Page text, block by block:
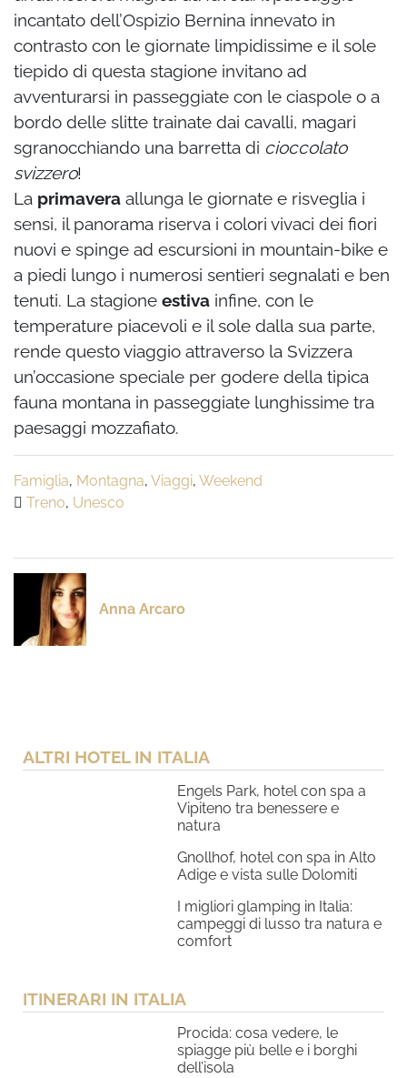
incantato dell’Ospizio Bernina innevato in
contrasto con le giornate limpidissime e il sole
tiepido di questa stagione invitano ad
avventurarsi in passeggiate con le ciaspole o a
bordo delle slitte trainate dai cavalli, magari
sgranocchiando una barretta di cioccolato
svizzero!
La primavera allunga le giornate e risveglia i
sensi, il panorama riserva i colori vivaci dei fiori
nuovi e spinge ad escursioni in mountain-bike e
a piedi lungo i numerosi sentieri segnalati e ben
tenuti. La stagione estiva infine, con le
temperature piacevoli e il sole dalla sua parte,
rende questo viaggio attraverso la Svizzera
un’occasione speciale per godere della tipica
fauna montana in passeggiate lunghissime tra
paesaggi mozzafiato.
Famiglia, Montagna, Viaggi, Weekend
Treno, Unesco
Anna Arcaro
ALTRI HOTEL IN ITALIA
Engels Park, hotel con spa a
Vipiteno tra benessere e
natura
Gnollhof, hotel con spa in Alto
Adige e vista sulle Dolomiti
I migliori glamping in Italia:
campeggi di lusso tra natura e
comfort
ITINERARI IN ITALIA
Procida: cosa vedere, le
spiagge più belle e i borghi
dell’isola